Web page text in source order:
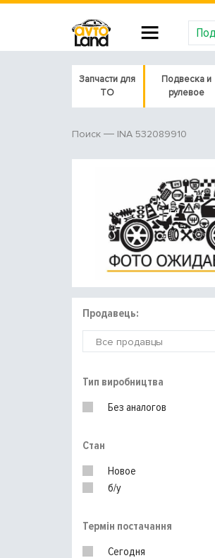
Запчасти для
ТО
Подвеска и
рулевое
Поиск INA 532089910
Продавець:
Тип виробництва
Без аналогов
Стан
Новое
б/у
Термін постачання
Сегодня